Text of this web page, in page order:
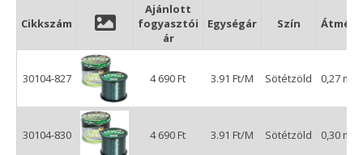
Cikkszám
Ajánlott
fogyasztói
ár
Egységár Szín Átmérő
30104-827 4 690 Ft 3.91 Ft/M Sötétzöld 0,27 mm
30104-830 4 690 Ft 3.91 Ft/M Sötétzöld 0,30 mm